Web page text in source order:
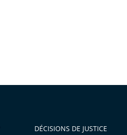
DÉCISIONS DE JUSTICE